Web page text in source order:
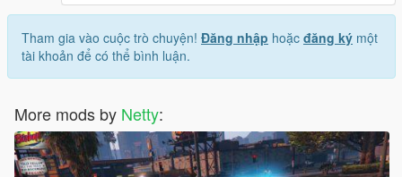
Tham gia vào cuộc trò chuyện! Đăng nhập hoặc đăng ký một
tài khoản để có thể bình luận.
More mods by Netty: